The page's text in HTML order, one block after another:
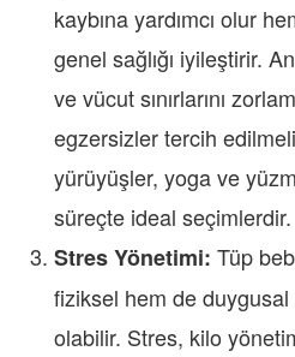
kaybına yardımcı olur
genel sağlığı iyileştirir.
ve vücut sınırlarını
egzersizler tercih
yürüyüşler, yoga ve
süreçte ideal seçimlerdir.
Stres Yönetimi: Tüp
fiziksel hem de
olabilir. Stres, kilo